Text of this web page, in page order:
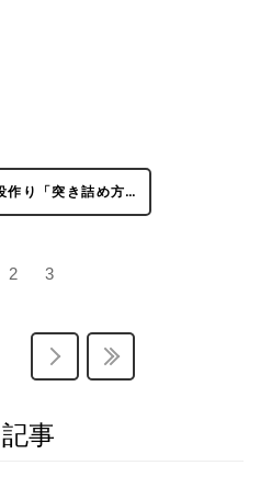
作り「突き詰め方…
2 3
事